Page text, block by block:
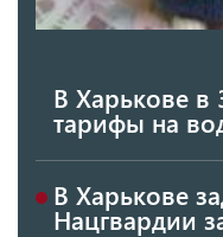
В Харькове в
тарифы на
В Харькове
Нацгвардии